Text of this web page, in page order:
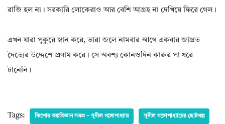
রাজি হল না। সরকারি লোকেরাও আর বেশি আগ্রহ না দেখিয়ে ফিরে গেল।
এখন যারা পুকুরে স্নান করে, তারা জলে নামবার আগে একবার জাগ্রত
দৈত্যের উদ্দেশে প্রণাম করে। সে অবশ্য কোনওদিন কারুর পা ধরে
টানেনি।
Tags: কিশোর কল্পবিজ্ঞান সমগ্র – সুনীল গঙ্গোপাধ্যায় সুনীল গঙ্গোপাধ্যায়ের ছোটগল্প